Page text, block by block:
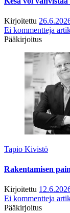
Kirjoitettu
Ei kommentteja
Pääkirjoitus
Tapio Kivistö
Rakentamisen
Kirjoitettu
Ei kommentteja
Pääkirjoitus